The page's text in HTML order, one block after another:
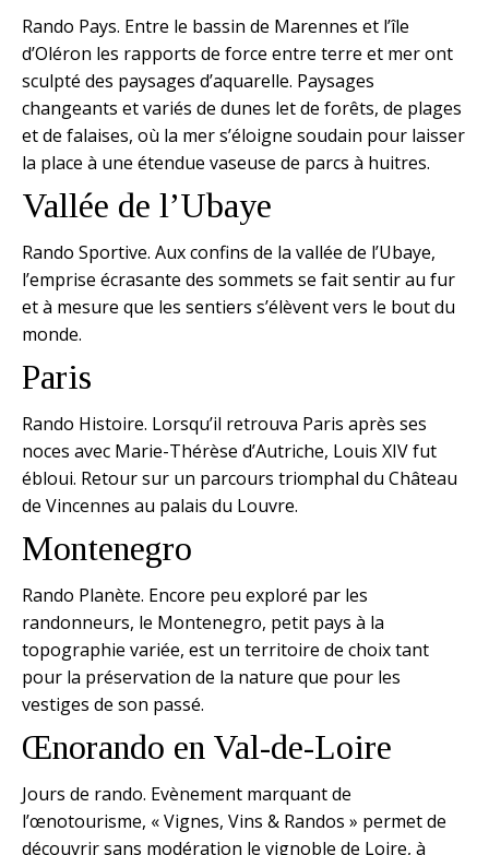
Rando Pays. Entre le bassin de Marennes et l’île
d’Oléron les rapports de force entre terre et mer ont
sculpté des paysages d’aquarelle. Paysages
changeants et variés de dunes let de forêts, de plages
et de falaises, où la mer s’éloigne soudain pour laisser
la place à une étendue vaseuse de parcs à huitres.
Vallée de l’Ubaye
Rando Sportive. Aux confins de la vallée de l’Ubaye,
l’emprise écrasante des sommets se fait sentir au fur
et à mesure que les sentiers s’élèvent vers le bout du
monde.
Paris
Rando Histoire. Lorsqu’il retrouva Paris après ses
noces avec Marie-Thérèse d’Autriche, Louis XIV fut
ébloui. Retour sur un parcours triomphal du Château
de Vincennes au palais du Louvre.
Montenegro
Rando Planète. Encore peu exploré par les
randonneurs, le Montenegro, petit pays à la
topographie variée, est un territoire de choix tant
pour la préservation de la nature que pour les
vestiges de son passé.
Œnorando en Val-de-Loire
Jours de rando. Evènement marquant de
l’œnotourisme, « Vignes, Vins & Randos » permet de
découvrir sans modération le vignoble de Loire, à